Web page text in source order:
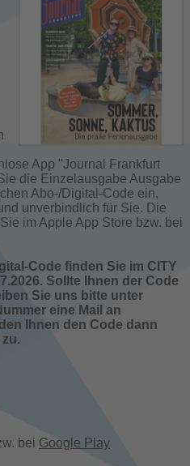
App "Journal Frankfurt
die Einzelausgabe Ausgabe
Abo-/Digital-Code ein,
unverbindlich für Sie. Die
im Apple App Store bzw. bei
Code finden Sie im CITY
Sollte Ihnen der Code
Sie uns bitte unter
eine Mail an
Ihnen den Code dann
bei Google Play